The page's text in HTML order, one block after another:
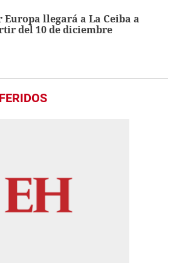
Europa llegará a La Ceiba a
del 10 de diciembre